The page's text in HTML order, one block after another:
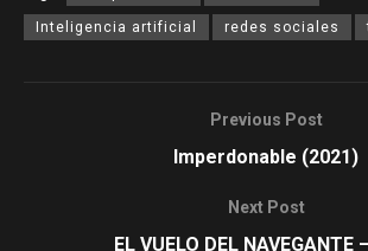
Inteligencia artificial redes sociales
Previous Post
Imperdonable (2021)
Next Post
EL VUELO DEL NAVEGANTE